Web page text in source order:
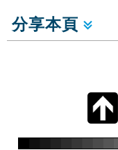
分享本頁